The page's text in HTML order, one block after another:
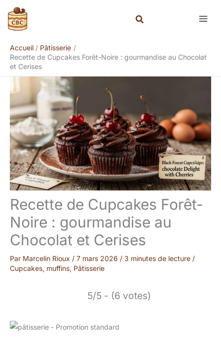
contenu
Accueil
Pâtisserie
Recette de Cupcakes Forêt-Noire : gourmandise au Chocolat
et Cerises
Recette de Cupcakes Forêt-
Noire : gourmandise au
Chocolat et Cerises
Par Marcelin Rioux / 7 mars 2026 / 3 minutes de lecture /
Cupcakes, muffins, Pâtisserie
5/5 - (6 votes)
Rechercher